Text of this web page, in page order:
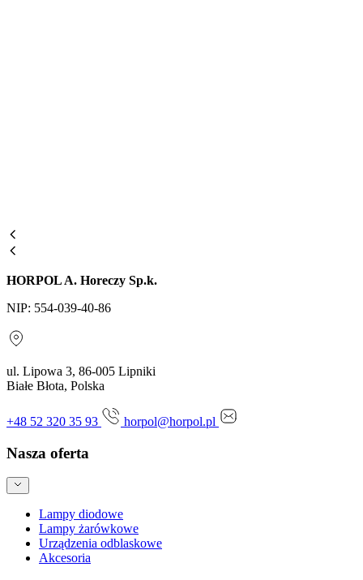
HORPOL A. Horeczy Sp.k.
NIP: 554-039-40-86
ul. Lipowa 3, 86-005 Lipniki
Białe Błota, Polska
+48 52 320 35 93 horpol@horpol.pl
Nasza oferta
Lampy diodowe
Lampy żarówkowe
Urządzenia odblaskowe
Akcesoria